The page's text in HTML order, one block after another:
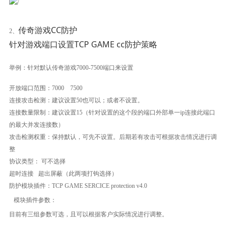
2、 传奇游戏CC防护
针对游戏端口设置TCP GAME cc防护策略
举例：针对默认传奇游戏7000-7500端口来设置
开放端口范围：7000 7500
连接攻击检测：建议设置50也可以；或者不设置。
连接数量限制：建议设置15（针对设置的这个段的端口外部单一ip连接此端口
的最大并发连接数）
攻击检测权重：保持默认，可先不设置。后期若有攻击可根据攻击情况进行调
整
协议类型： 可不选择
超时连接 超出屏蔽（此两项打钩选择）
防护模块插件：TCP GAME SERCICE protection v4.0
模块插件参数：
目前有三组参数可选，且可以根据客户实际情况进行调整。